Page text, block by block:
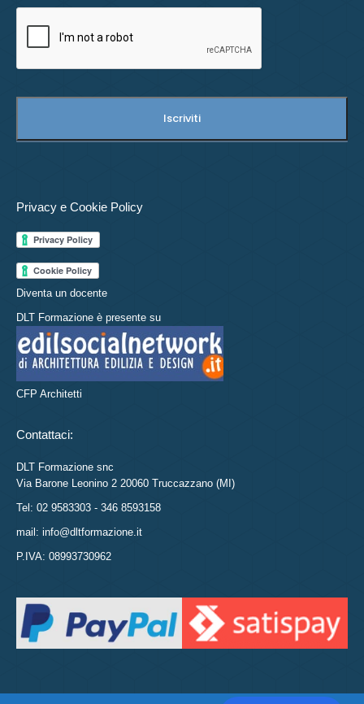
Privacy e Cookie Policy
Diventa un docente
DLT Formazione è presente su
CFP Architetti
Contattaci:
DLT Formazione snc
Via Barone Leonino 2 20060 Truccazzano (MI)
Tel: 02 9583303 - 346 8593158
mail: info@dltformazione.it
P.IVA: 08993730962